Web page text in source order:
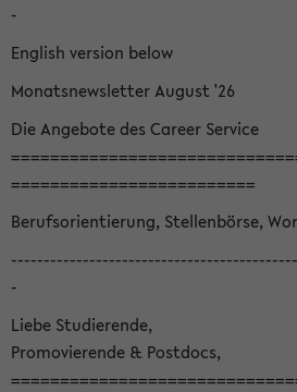
-
English version below
Monatsnewsletter August '26
Die Angebote des Career Service
=========================
Berufsorientierung, Stellenbörse,
-
Liebe Studierende,
Promovierende & Postdocs,